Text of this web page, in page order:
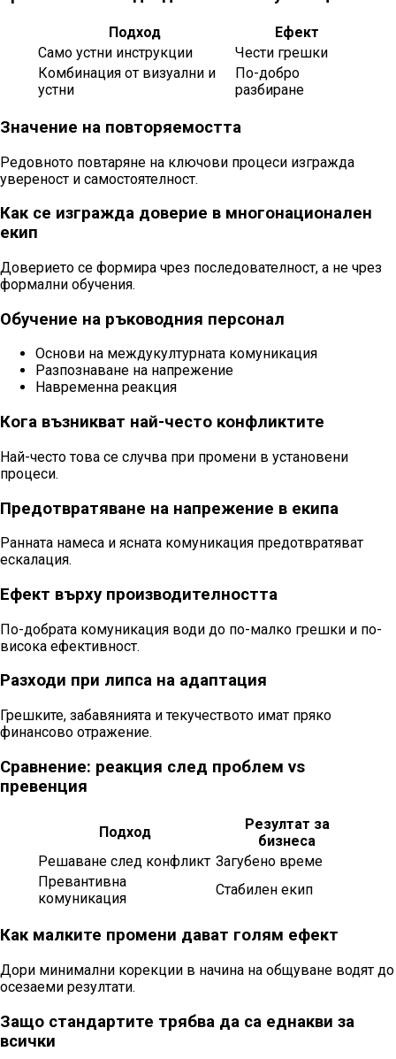
Подход
Ефект
Само устни инструкции
Чести грешки
Комбинация от визуални и
устни
По-добро
разбиране
Значение на повторяемостта
Редовното повтаряне на ключови процеси изгражда
увереност и самостоятелност.
Как се изгражда доверие в многонационален
екип
Доверието се формира чрез последователност, а не чрез
формални обучения.
Обучение на ръководния персонал
Основи на междукултурната комуникация
Разпознаване на напрежение
Навременна реакция
Кога възникват най-често конфликтите
Най-често това се случва при промени в установени
процеси.
Предотвратяване на напрежение в екипа
Ранната намеса и ясната комуникация предотвратяват
ескалация.
Ефект върху производителността
По-добрата комуникация води до по-малко грешки и по-
висока ефективност.
Разходи при липса на адаптация
Грешките, забавянията и текучеството имат пряко
финансово отражение.
Сравнение: реакция след проблем vs
превенция
Подход
Резултат за
бизнеса
Решаване след конфликт Загубено време
Превантивна
комуникация
Стабилен екип
Как малките промени дават голям ефект
Дори минимални корекции в начина на общуване водят до
осезаеми резултати.
Защо стандартите трябва да са еднакви за
всички